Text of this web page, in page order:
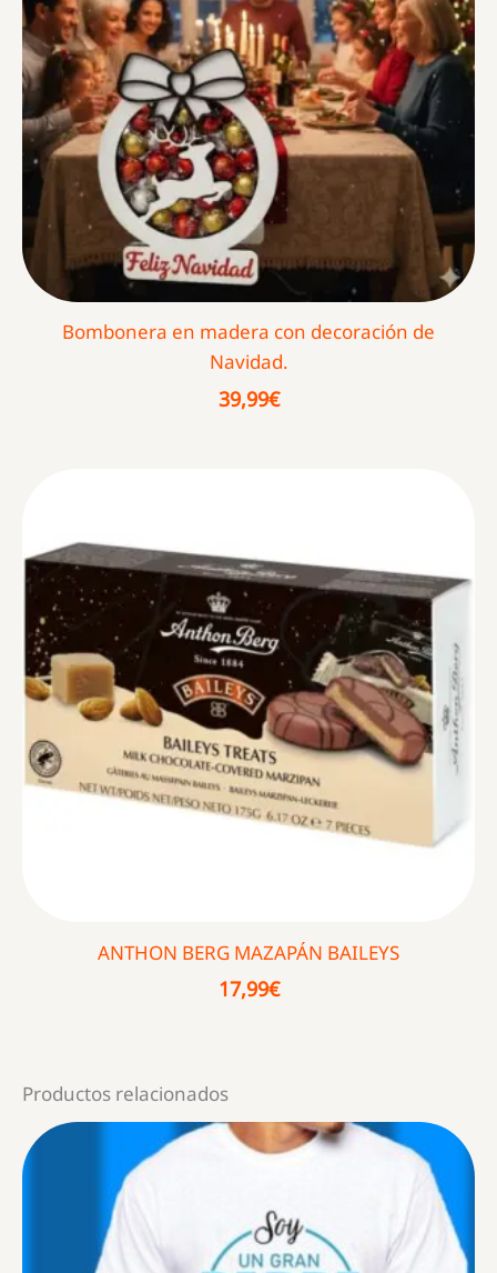
Bombonera en madera con decoración de
Navidad.
39,99€
ANTHON BERG MAZAPÁN BAILEYS
17,99€
Productos relacionados